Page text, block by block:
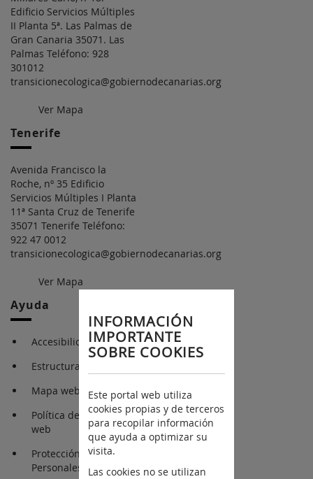
Edificio Servicios Múltiples
II Planta 5ª. Las Palmas de
Gran Canaria 35071. Las
Palmas Teléfono: 928
301012
transicionecologica@gobiernodecanarias.org
Ver Mapa
Tenerife
Avenida Francisco la
Roche, nº 35 Edificio
Servicios Múltiples I Planta
11ª Santa Cruz de Tenerife
35071 Tenerife Teléfono:
922 47 0012
transicionecologica@gobiernodecanarias.org
Ver Mapa
Ayuda
Accesibilidad
Estructura Orgánica
Mapa web
Política de cookies en la
web
Protección de Datos
Personales
INFORMACIÓN
IMPORTANTE
SOBRE COOKIES
Este portal web utiliza
cookies propias y de terceros
para recopilar información
que ayuda a optimizar su
visita.
Las cookies no se utilizan